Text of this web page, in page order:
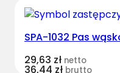
SPA-1032 Pas
29,63 zł netto
36,44 zł brutto